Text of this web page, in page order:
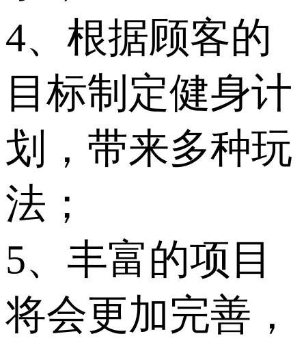
4、根据顾客的
目标制定健身计
划，带来多种玩
法；
5、丰富的项目
将会更加完善，